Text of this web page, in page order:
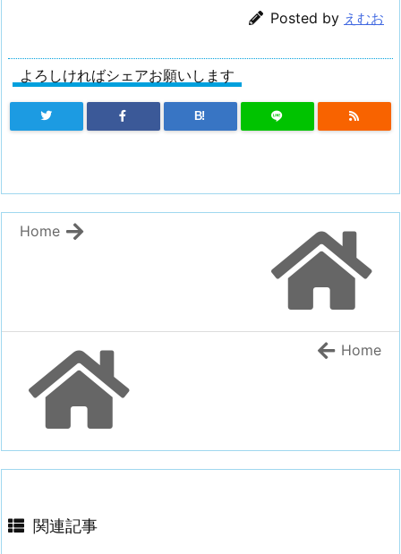
Posted by えむお
よろしければシェアお願いします
B!
Home
Home
関連記事